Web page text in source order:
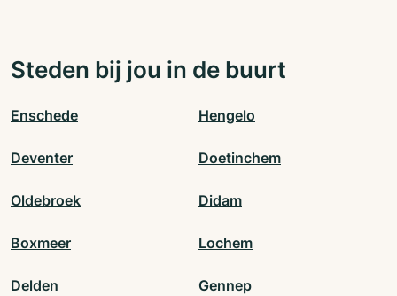
Steden bij jou in de buurt
Enschede Hengelo
Deventer Doetinchem
Oldebroek Didam
Boxmeer Lochem
Delden Gennep